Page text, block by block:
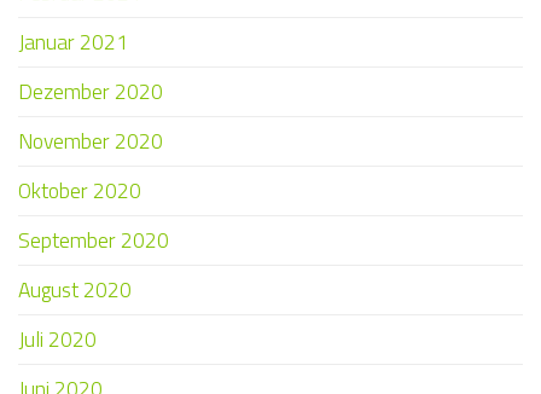
Januar 2021
Dezember 2020
November 2020
Oktober 2020
September 2020
August 2020
Juli 2020